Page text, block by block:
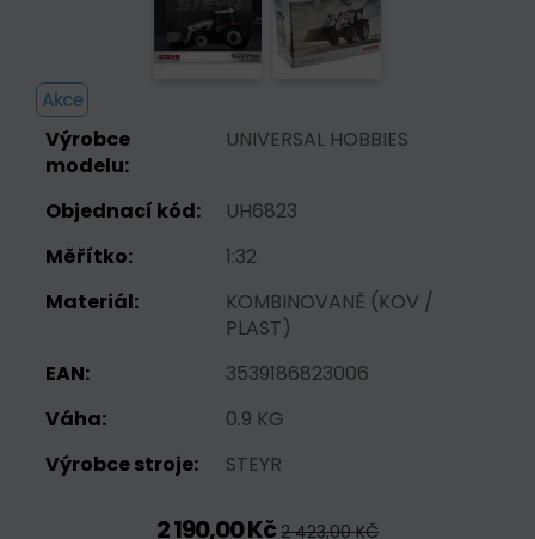
Akce
Výrobce
modelu:
UNIVERSAL HOBBIES
Objednací kód:
UH6823
Měřítko:
1:32
Materiál:
KOMBINOVANĚ (KOV /
PLAST)
EAN:
3539186823006
Váha:
0.9 KG
Výrobce stroje:
STEYR
2 190,00 Kč 2 423,00 KČ